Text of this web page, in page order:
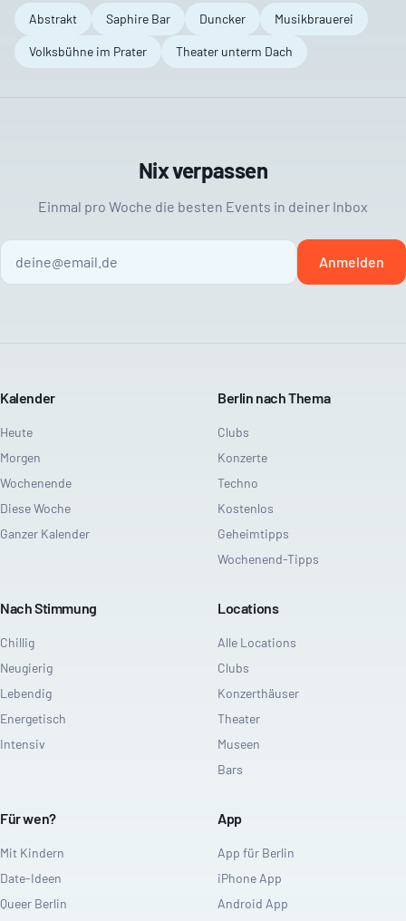
Abstrakt Saphire Bar Duncker Musikbrauerei
Volksbühne im Prater Theater unterm Dach
Nix verpassen
Einmal pro Woche die besten Events in deiner Inbox
Anmelden
Kalender
Heute
Morgen
Wochenende
Diese Woche
Ganzer Kalender
Berlin nach Thema
Clubs
Konzerte
Techno
Kostenlos
Geheimtipps
Wochenend-Tipps
Nach Stimmung
Chillig
Neugierig
Lebendig
Energetisch
Intensiv
Locations
Alle Locations
Clubs
Konzerthäuser
Theater
Museen
Bars
Für wen?
Mit Kindern
Date-Ideen
Queer Berlin
App
App für Berlin
iPhone App
Android App